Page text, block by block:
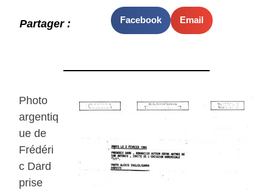
Partager : Facebook Email
Photo
argentiq
ue de
Frédéri
c Dard
prise